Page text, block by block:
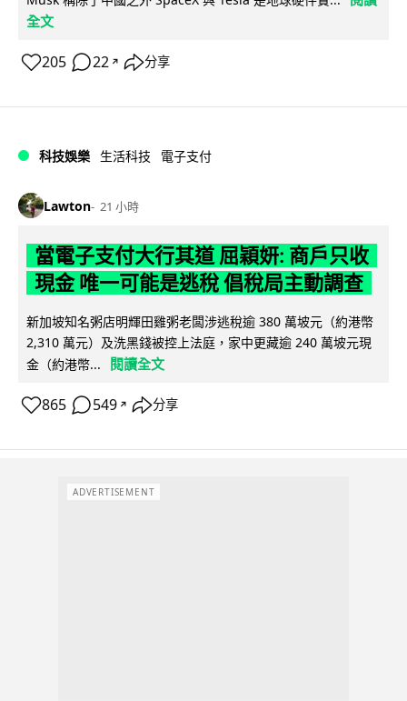
全文
205 22 ↗ 分享
科技娛樂 生活科技 電子支付
Lawton 21 小時
當電子支付大行其道 屈穎妍: 商戶只收
現金 唯一可能是逃稅 倡稅局主動調查
新加坡知名粥店明輝田雞粥老闆涉逃稅逾 380 萬坡元（約港幣
2,310 萬元）及洗黑錢被控上法庭，家中更藏逾 240 萬坡元現
金（約港幣...
閱讀全文
865 549 ↗ 分享
ADVERTISEMENT